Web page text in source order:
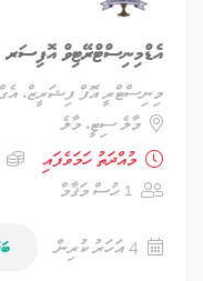
އެޑްމިނިސްޓްރޭޓިވް އޮފިސަރ
މިނިސްޓްރީ އޮފް ފިޝަރީޒް،
މާލެ ސިޓީ، މާލެ
މުއްދަތު ހަމަވެފައި
1 ހުސް މަޤާމް
4 އަހަރު ކުރިން